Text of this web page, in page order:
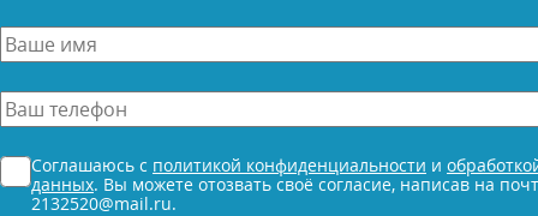
Ваше
имя
*Ваш
телефон
*
Согласие
*
Соглашаюсь с политикой конфиденциальности и
данных. Вы можете отозвать своё согласие, написав на
2132520@mail.ru.